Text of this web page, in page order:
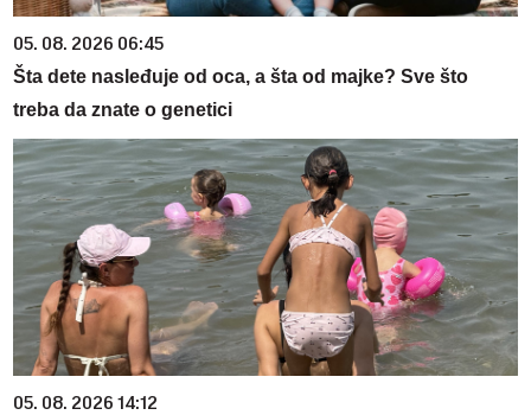
05. 08. 2026 06:45
Šta dete nasleđuje od oca, a šta od majke? Sve što
treba da znate o genetici
05. 08. 2026 14:12